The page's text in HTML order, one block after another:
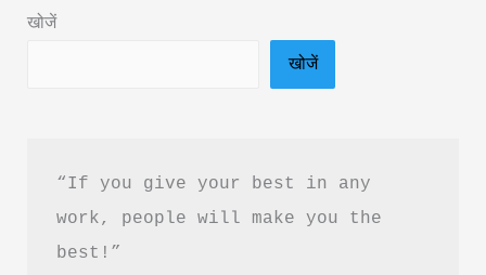
Summary
खोजें
खोजें
“If you give your best in any
work, people will make you the
best!”